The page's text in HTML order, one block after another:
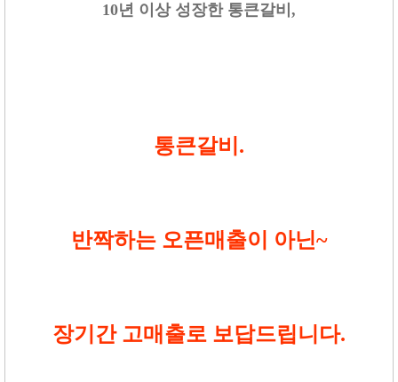
10년 이상 성장한 통큰갈비,
통큰갈비.
반짝하는 오픈매출이 아닌~
장기간 고매출로 보답드립니다.